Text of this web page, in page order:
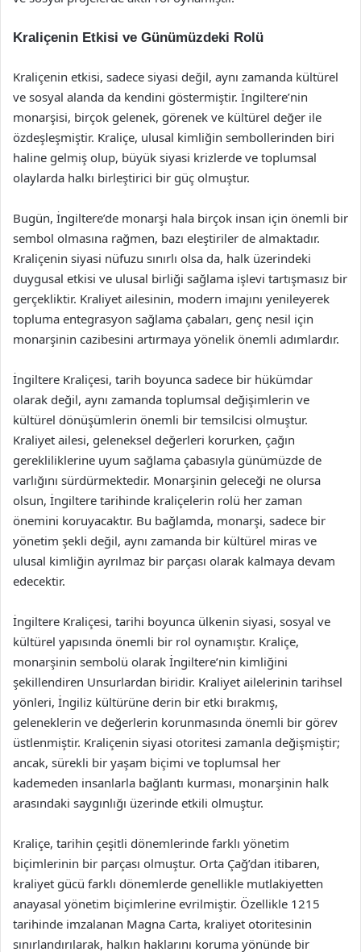
Kraliçenin Etkisi ve Günümüzdeki Rolü
Kraliçenin etkisi, sadece siyasi değil, aynı zamanda kültürel
ve sosyal alanda da kendini göstermiştir. İngiltere’nin
monarşisi, birçok gelenek, görenek ve kültürel değer ile
özdeşleşmiştir. Kraliçe, ulusal kimliğin sembollerinden biri
haline gelmiş olup, büyük siyasi krizlerde ve toplumsal
olaylarda halkı birleştirici bir güç olmuştur.
Bugün, İngiltere’de monarşi hala birçok insan için önemli bir
sembol olmasına rağmen, bazı eleştiriler de almaktadır.
Kraliçenin siyasi nüfuzu sınırlı olsa da, halk üzerindeki
duygusal etkisi ve ulusal birliği sağlama işlevi tartışmasız bir
gerçekliktir. Kraliyet ailesinin, modern imajını yenileyerek
topluma entegrasyon sağlama çabaları, genç nesil için
monarşinin cazibesini artırmaya yönelik önemli adımlardır.
İngiltere Kraliçesi, tarih boyunca sadece bir hükümdar
olarak değil, aynı zamanda toplumsal değişimlerin ve
kültürel dönüşümlerin önemli bir temsilcisi olmuştur.
Kraliyet ailesi, geleneksel değerleri korurken, çağın
gerekliliklerine uyum sağlama çabasıyla günümüzde de
varlığını sürdürmektedir. Monarşinin geleceği ne olursa
olsun, İngiltere tarihinde kraliçelerin rolü her zaman
önemini koruyacaktır. Bu bağlamda, monarşi, sadece bir
yönetim şekli değil, aynı zamanda bir kültürel miras ve
ulusal kimliğin ayrılmaz bir parçası olarak kalmaya devam
edecektir.
İngiltere Kraliçesi, tarihi boyunca ülkenin siyasi, sosyal ve
kültürel yapısında önemli bir rol oynamıştır. Kraliçe,
monarşinin sembolü olarak İngiltere’nin kimliğini
şekillendiren Unsurlardan biridir. Kraliyet ailelerinin tarihsel
yönleri, İngiliz kültürüne derin bir etki bırakmış,
geleneklerin ve değerlerin korunmasında önemli bir görev
üstlenmiştir. Kraliçenin siyasi otoritesi zamanla değişmiştir;
ancak, sürekli bir yaşam biçimi ve toplumsal her
kademeden insanlarla bağlantı kurması, monarşinin halk
arasındaki saygınlığı üzerinde etkili olmuştur.
Kraliçe, tarihin çeşitli dönemlerinde farklı yönetim
biçimlerinin bir parçası olmuştur. Orta Çağ’dan itibaren,
kraliyet gücü farklı dönemlerde genellikle mutlakiyetten
anayasal yönetim biçimlerine evrilmiştir. Özellikle 1215
tarihinde imzalanan Magna Carta, kraliyet otoritesinin
sınırlandırılarak, halkın haklarını koruma yönünde bir